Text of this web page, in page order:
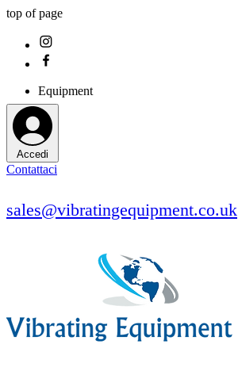
top of page
Equipment
Accedi
Contattaci
sales@vibratingequipment.co.uk